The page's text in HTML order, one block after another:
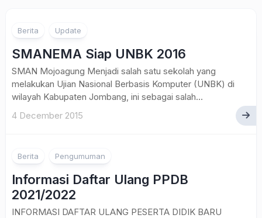
Berita Update
SMANEMA Siap UNBK 2016
SMAN Mojoagung Menjadi salah satu sekolah yang
melakukan Ujian Nasional Berbasis Komputer (UNBK) di
wilayah Kabupaten Jombang, ini sebagai salah...
4 December 2015
Berita Pengumuman
Informasi Daftar Ulang PPDB
2021/2022
INFORMASI DAFTAR ULANG PESERTA DIDIK BARU